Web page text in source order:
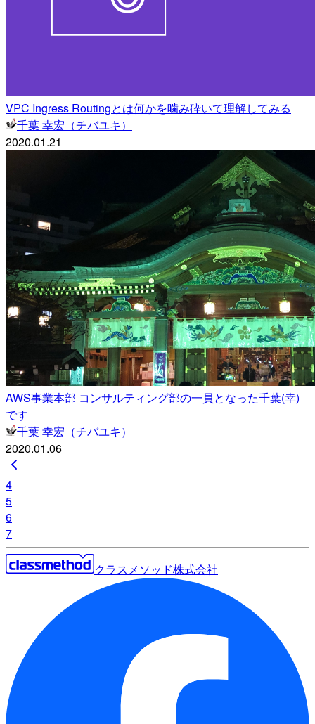
VPC Ingress Routingとは何かを噛み砕いて理解してみる
千葉 幸宏（チバユキ）
2020.01.21
AWS事業本部 コンサルティング部の一員となった千葉(幸)
です
千葉 幸宏（チバユキ）
2020.01.06
4
5
6
7
クラスメソッド株式会社